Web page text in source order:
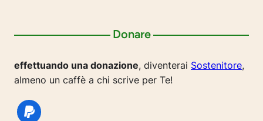
Donare
effettuando una donazione, diventerai Sostenitore,
almeno un caffè a chi scrive per Te!